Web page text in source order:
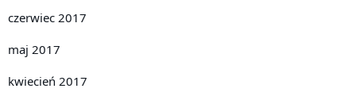
czerwiec 2017
maj 2017
kwiecień 2017